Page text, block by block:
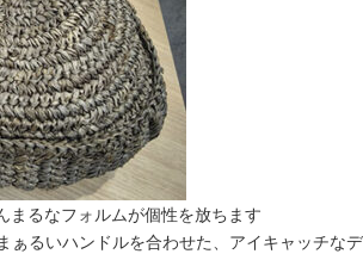
まるなフォルムが個性を放ちます
ぁるいハンドルを合わせた、アイキャッチなデ